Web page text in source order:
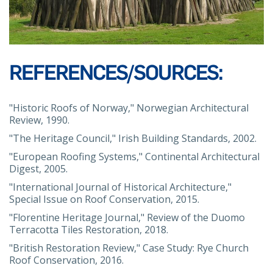
REFERENCES/SOURCES:
"Historic Roofs of Norway," Norwegian Architectural
Review, 1990.
"The Heritage Council," Irish Building Standards, 2002.
"European Roofing Systems," Continental Architectural
Digest, 2005.
"International Journal of Historical Architecture,"
Special Issue on Roof Conservation, 2015.
"Florentine Heritage Journal," Review of the Duomo
Terracotta Tiles Restoration, 2018.
"British Restoration Review," Case Study: Rye Church
Roof Conservation, 2016.